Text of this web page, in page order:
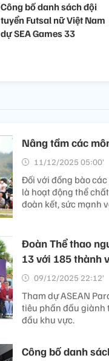
Công bố danh sách đội
tuyển Futsal nữ Việt Nam
dự SEA Games 33
Nâng tầm các
11/12/2025 05:00’
Đối với đồng bào
là hoạt động thể
đoàn kết, sức mạnh
Đoàn Thể thao
13 với 185 thành
09/12/2025 22:12’
Tham dự ASEAN
tiêu phấn đấu giành
đầu khu vực.
Công bố danh